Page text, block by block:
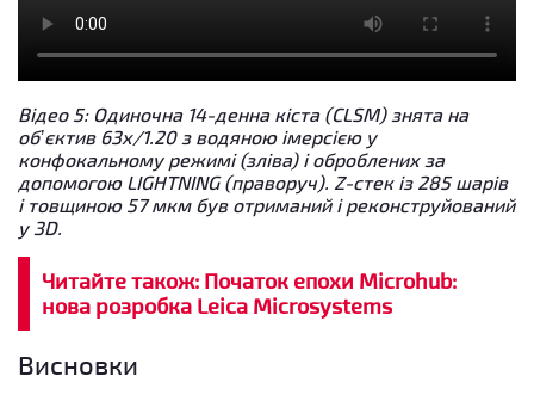
Відео 5: Одиночна 14-денна кіста (CLSM) знята на
об’єктив 63x/1.20 з водяною імерсією у
конфокальному режимі (зліва) і оброблених за
допомогою LIGHTNING (праворуч). Z-стек із 285 шарів
і товщиною 57 мкм був отриманий і реконструйований
у 3D.
Читайте також: Початок епохи Microhub:
нова розробка Leica Microsystems
Висновки